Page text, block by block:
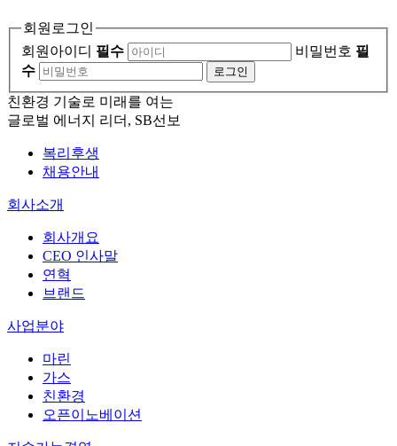
회원로그인
회원아이디 필수 비밀번호 필
수
로그인
친환경 기술로 미래를 여는
글로벌 에너지 리더, SB선보
복리후생
채용안내
회사소개
회사개요
CEO 인사말
연혁
브랜드
사업분야
마린
가스
친환경
오픈이노베이션